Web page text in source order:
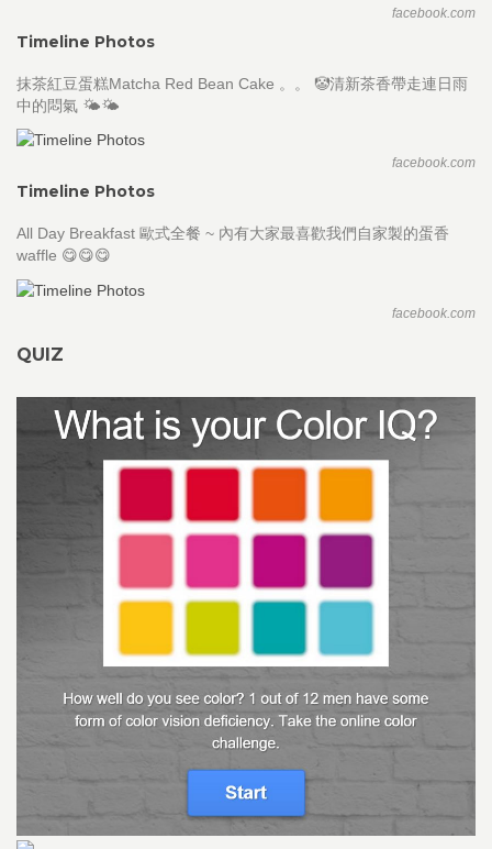
facebook.com
Timeline Photos
抹茶紅豆蛋糕Matcha Red Bean Cake 。。 🤡清新茶香帶走連日雨
中的悶氣 🌤🌤
facebook.com
Timeline Photos
All Day Breakfast 歐式全餐 ~ 內有大家最喜歡我們自家製的蛋香
waffle 😋😋😋
facebook.com
QUIZ